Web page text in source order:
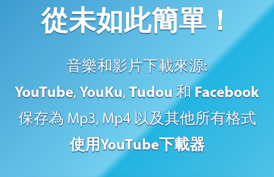
從未如此簡單！
音樂和影片下載來源:
YouTube, YouKu, Tudou 和Facebook
保存為 Mp3, Mp4 以及其他所有格式
使用YouTube下載器